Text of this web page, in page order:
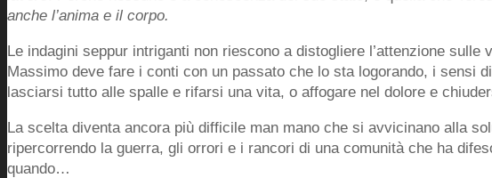
anche l’anima e il corpo.
Le indagini seppur intriganti non riescono a distogliere l’attenzione
Massimo deve fare i conti con un passato che lo sta logorando, i sensi
lasciarsi tutto alle spalle e rifarsi una vita, o affogare nel dolore e
La scelta diventa ancora più difficile man mano che si avvicinano alla
ripercorrendo la guerra, gli orrori e i rancori di una comunità che ha
quando…